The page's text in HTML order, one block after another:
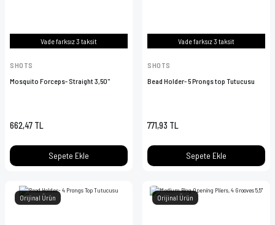
Vade farksız 3 taksit
SHOTS
Mosquito Forceps- Straight 3,50''
662,47 TL
Sepete Ekle
Vade farksız 3 taksit
SHOTS
Bead Holder- 5 Prongs top Tutucusu
771,93 TL
Sepete Ekle
Orijinal Ürün Orijinal Ürün